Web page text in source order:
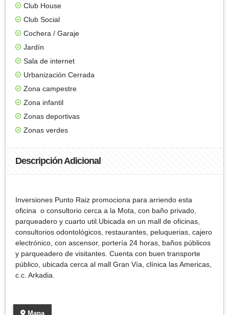
Club House
Club Social
Cochera / Garaje
Jardín
Sala de internet
Urbanización Cerrada
Zona campestre
Zona infantil
Zonas deportivas
Zonas verdes
Descripción Adicional
Inversiones Punto Raiz promociona para arriendo esta
oficina o consultorio cerca a la Mota, con baño privado,
parqueadero y cuarto util.Ubicada en un mall de oficinas,
consultorios odontológicos, restaurantes, peluquerias, cajero
electrónico, con ascensor, portería 24 horas, baños públicos
y parqueadero de visitantes. Cuenta con buen transporte
público, ubicada cerca al mall Gran Vía, clínica las Americas,
c.c. Arkadia.
Mapa